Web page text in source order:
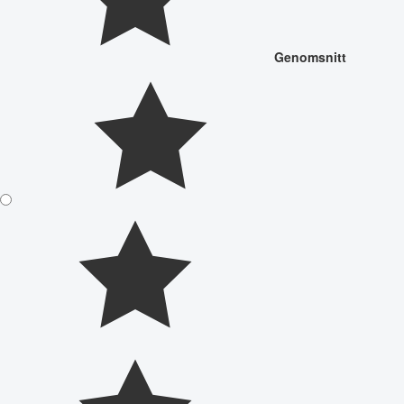
Genomsnitt